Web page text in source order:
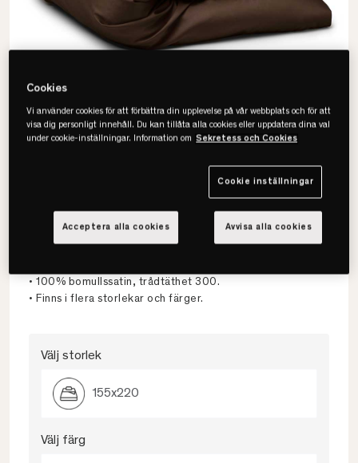
Hästens
Satin Pure Påslakan
• 100% bomullssatin, trådtäthet 300.
• Finns i flera storlekar och färger.
Välj storlek
155x220
Välj färg
Cookies
Vi använder cookies för att förbättra din upplevelse på vår webbplats och för att
visa dig personligt innehåll. Du kan tillåta alla cookies eller uppdatera dina val
under cookie-inställningar. Information om Sekretess och Cookies
Cookie inställningar
Avvisa alla cookies
Acceptera alla cookies